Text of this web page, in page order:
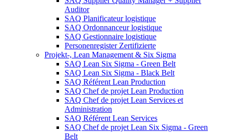
Auditor
SAQ Planificateur logistique
SAQ Ordonnanceur logistique
SAQ Gestionnaire logistique
Personenregister Zertifizierte
Projekt-, Lean Management & Six Sigma
SAQ Lean Six Sigma - Green Belt
SAQ Lean Six Sigma - Black Belt
SAQ Référent Lean Production
SAQ Chef de projet Lean Production
SAQ Chef de projet Lean Services et
Administration
SAQ Référent Lean Services
SAQ Chef de projet Lean Six Sigma - Green
Belt